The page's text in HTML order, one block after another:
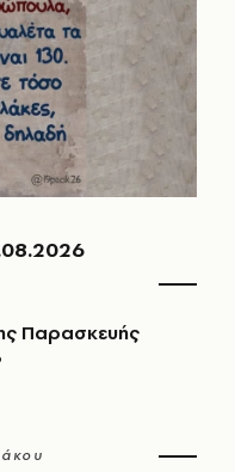
Παρασκευής